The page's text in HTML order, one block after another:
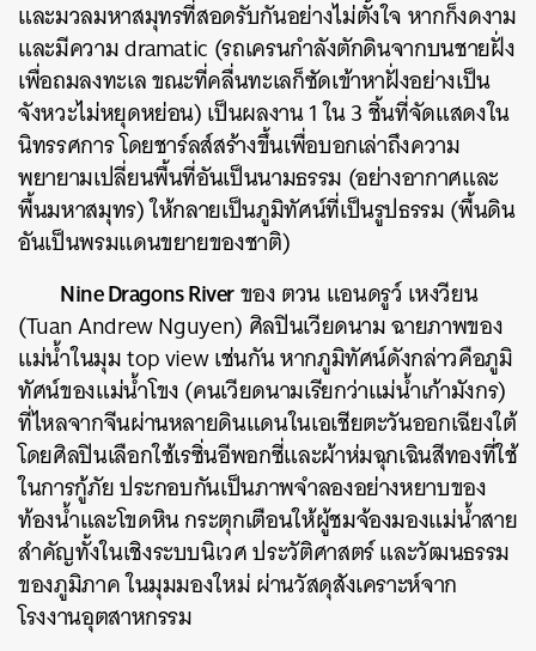
และมวลมหาสมุทรที่สอดรับกันอย่างไม่ตั้งใจ หากก็งดงาม
และมีความ dramatic (รถเครนกำลังตักดินจากบนชายฝั่ง
เพื่อถมลงทะเล ขณะที่คลื่นทะเลก็ซัดเข้าหาฝั่งอย่างเป็น
จังหวะไม่หยุดหย่อน) เป็นผลงาน 1 ใน 3 ชิ้นที่จัดแสดงใน
นิทรรศการ โดยชาร์ลส์สร้างขึ้นเพื่อบอกเล่าถึงความ
พยายามเปลี่ยนพื้นที่อันเป็นนามธรรม (อย่างอากาศและ
พื้นมหาสมุทร) ให้กลายเป็นภูมิทัศน์ที่เป็นรูปธรรม (พื้นดิน
อันเป็นพรมแดนขยายของชาติ)
Nine Dragons Riverของ ตวน แอนดรูว์ เหงวียน
(Tuan Andrew Nguyen) ศิลปินเวียดนาม ฉายภาพของ
แม่น้ำในมุม top view เช่นกัน หากภูมิทัศน์ดังกล่าวคือภูมิ
ทัศน์ของแม่น้ำโขง (คนเวียดนามเรียกว่าแม่น้ำเก้ามังกร)
ที่ไหลจากจีนผ่านหลายดินแดนในเอเชียตะวันออกเฉียงใต้
โดยศิลปินเลือกใช้เรซิ่นอีพอกซี่และผ้าห่มฉุกเฉินสีทองที่ใช้
ในการกู้ภัย ประกอบกันเป็นภาพจำลองอย่างหยาบของ
ท้องน้ำและโขดหิน กระตุกเตือนให้ผู้ชมจ้องมองแม่น้ำสาย
สำคัญทั้งในเชิงระบบนิเวศ ประวัติศาสตร์ และวัฒนธรรม
ของภูมิภาค ในมุมมองใหม่ ผ่านวัสดุสังเคราะห์จาก
โรงงานอุตสาหกรรม